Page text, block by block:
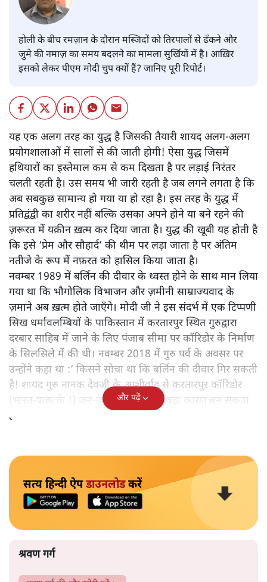
होली के बीच रमज़ान के दौरान मस्जिदों को तिरपालों से ढँकने और
जुमे की नमाज़ का समय बदलने का मामला सुर्खियों में है। आख़िर
इसको लेकर पीएम मोदी चुप क्यों हैं? जानिए पूरी रिपोर्ट।
यह एक अलग तरह का युद्ध है जिसकी तैयारी शायद अलग-अलग
प्रयोगशालाओं में सालों से की जाती होगी! ऐसा युद्ध जिसमें
हथियारों का इस्तेमाल कम से कम दिखता है पर लड़ाई निरंतर
चलती रहती है। उस समय भी जारी रहती है जब लगने लगता है कि
अब सबकुछ सामान्य हो गया या हो रहा है। इस तरह के युद्ध में
प्रतिद्वंद्वी का शरीर नहीं बल्कि उसका अपने होने या बने रहने की
ज़रूरत में यक़ीन ख़त्म कर दिया जाता है। युद्ध की खूबी यह होती है
कि इसे ‘प्रेम और सौहार्द’ की थीम पर लड़ा जाता है पर अंतिम
नतीजे के रूप में नफ़रत को हासिल किया जाता है।
नवम्बर 1989 में बर्लिन की दीवार के ध्वस्त होने के साथ मान लिया
गया था कि भौगोलिक विभाजन और ज़मीनी साम्राज्यवाद के
ज़माने अब ख़त्म होते जाएँगे। मोदी जी ने इस संदर्भ में एक टिप्पणी
सिख धर्मावलम्बियों के पाकिस्तान में करतारपुर स्थित गुरुद्वारा
दरबार साहिब में जाने के लिए पंजाब सीमा पर कॉरिडोर के निर्माण
के सिलसिले में की थी। नवम्बर 2018 में गुरु पर्व के अवसर पर
उन्होंने कहा था :’ किसने सोचा था कि बर्लिन की दीवार गिर सकती
है! शायद गुरु नानक देवजी के आशीर्वाद से करतारपुर कॉरिडोर
(भारत-पाक के !) जन-जन को जोड़ने का बड़ा कारण बन सकता
है!‘
और पढ़ें
सत्य हिन्दी ऐपडाउनलोडकरें
श्रवण गर्ग